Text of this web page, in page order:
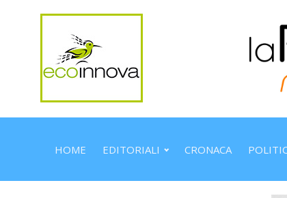
HOME EDITORIALI CRONACA